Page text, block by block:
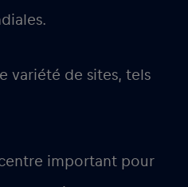
variété de sites, tels
important pour